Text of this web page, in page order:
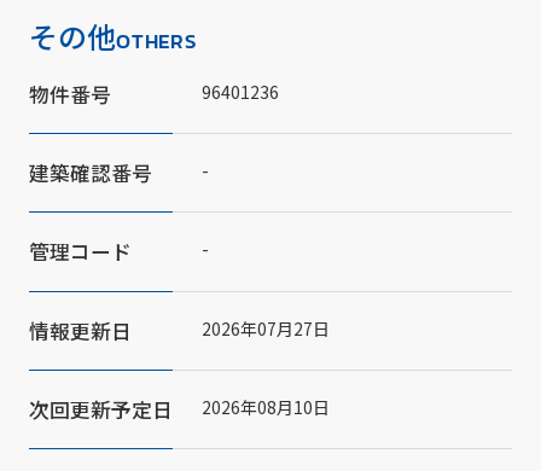
その他OTHERS
物件番号 96401236
建築確認番号 -
管理コード -
情報更新日 2026年07月27日
次回更新予定日 2026年08月10日